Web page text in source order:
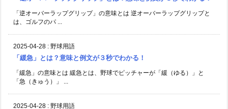
「逆オーバーラップグリップ」の意味とは 逆オーバーラップグリップと
は、ゴルフのパ ...
2025-04-28 : 野球用語
「緩急」とは？意味と例文が３秒でわかる！
「緩急」の意味とは 緩急とは、野球でピッチャーが「緩（ゆる）」と
「急（きゅう）」 ...
2025-04-28 : 野球用語